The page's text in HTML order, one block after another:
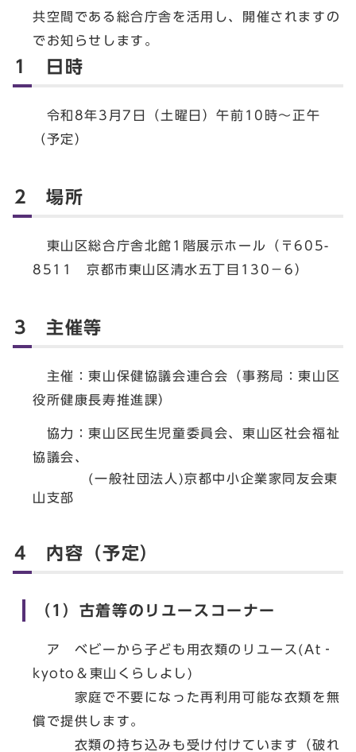
共空間である総合庁舎を活用し、開催されますの
でお知らせします。
1 日時
令和8年3月7日（土曜日）午前10時～正午
（予定）
2 場所
東山区総合庁舎北館1階展示ホール（〒605-
8511 京都市東山区清水五丁目130－6）
3 主催等
主催：東山保健協議会連合会（事務局：東山区
役所健康長寿推進課）
協力：東山区民生児童委員会、東山区社会福祉
協議会、
(一般社団法人)京都中小企業家同友会東
山支部
4 内容（予定）
（1）古着等のリユースコーナー
ア ベビーから子ども用衣類のリユース(At‐
kyoto＆東山くらしよし)
家庭で不要になった再利用可能な衣類を無
償で提供します。
衣類の持ち込みも受け付けています（破れ